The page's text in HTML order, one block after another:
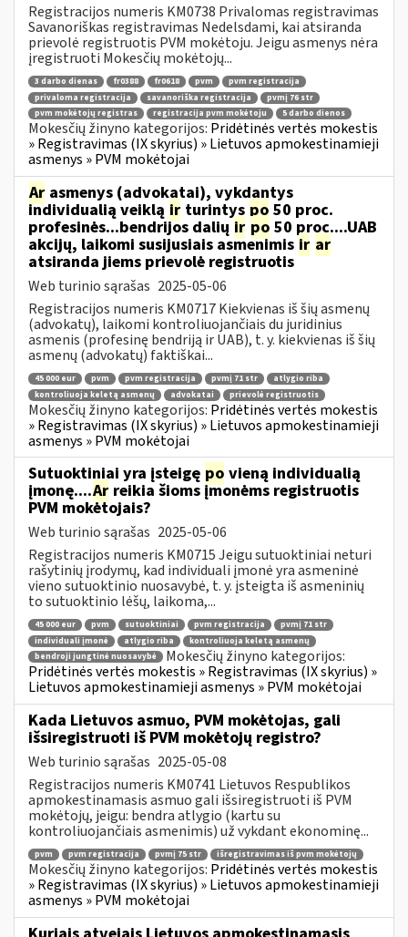
Registracijos numeris KM0738 Privalomas registravimas
Savanoriškas registravimas Nedelsdami, kai atsiranda
prievolė registruotis PVM mokėtoju. Jeigu asmenys nėra
įregistruoti Mokesčių mokėtojų...
3 darbo dienas fr0388 fr0618 pvm
pvm registracija
privaloma registracija
savanoriška registracija
pvmį 76 str
pvm mokėtojų registras
registracija pvm mokėtoju 5 darbo dienos
Mokesčių žinyno kategorijos: Pridėtinės vertės mokestis
» Registravimas (IX skyrius) » Lietuvos apmokestinamieji
asmenys » PVM mokėtojai
Ar asmenys (advokatai), vykdantys
individualią veiklą ir turintys po 50 proc.
profesinės...bendrijos dalių ir po 50 proc....UAB
akcijų, laikomi susijusiais asmenimis ir ar
atsiranda jiems prievolė registruotis
Web turinio sąrašas 2025-05-06
Registracijos numeris KM0717 Kiekvienas iš šių asmenų
(advokatų), laikomi kontroliuojančiais du juridinius
asmenis (profesinę bendriją ir UAB), t. y. kiekvienas iš šių
asmenų (advokatų) faktiškai...
45 000 eur pvm pvm registracija pvmį 71 str
atlygio riba
kontroliuoja keletą asmenų
advokatai prievolė registruotis
Mokesčių žinyno kategorijos: Pridėtinės vertės mokestis
» Registravimas (IX skyrius) » Lietuvos apmokestinamieji
asmenys » PVM mokėtojai
Sutuoktiniai yra įsteigę po vieną individualią
įmonę....Ar reikia šioms įmonėms registruotis
PVM mokėtojais?
Web turinio sąrašas 2025-05-06
Registracijos numeris KM0715 Jeigu sutuoktiniai neturi
rašytinių įrodymų, kad individuali įmonė yra asmeninė
vieno sutuoktinio nuosavybė, t. y. įsteigta iš asmeninių
to sutuoktinio lėšų, laikoma,...
45 000 eur pvm sutuoktiniai pvm registracija
pvmį 71 str
individuali įmonė
atlygio riba
kontroliuoja keletą asmenų
bendroji jungtinė nuosavybė
Mokesčių žinyno kategorijos:
Pridėtinės vertės mokestis » Registravimas (IX skyrius) »
Lietuvos apmokestinamieji asmenys » PVM mokėtojai
Kada Lietuvos asmuo, PVM mokėtojas, gali
išsiregistruoti iš PVM mokėtojų registro?
Web turinio sąrašas 2025-05-08
Registracijos numeris KM0741 Lietuvos Respublikos
apmokestinamasis asmuo gali išsiregistruoti iš PVM
mokėtojų, jeigu: bendra atlygio (kartu su
kontroliuojančiais asmenimis) už vykdant ekonominę...
pvm pvm registracija pvmį 75 str išregistravimas iš pvm mokėtojų
Mokesčių žinyno kategorijos: Pridėtinės vertės mokestis
» Registravimas (IX skyrius) » Lietuvos apmokestinamieji
asmenys » PVM mokėtojai